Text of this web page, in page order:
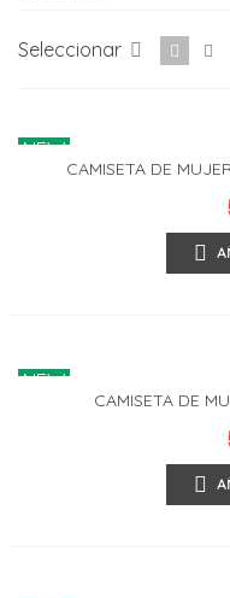
Seleccionar
NEW
CAMISETA DE
NEW
CAMISETA DE